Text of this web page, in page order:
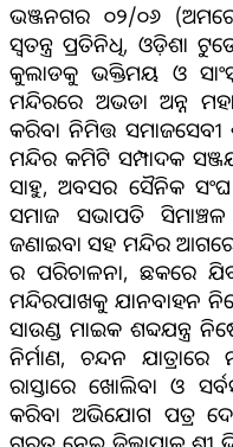
ଭଞ୍ଜନଗର ୦୨/୦୬
ସ୍ଵତନ୍ତ୍ର ପ୍ରତିନିଧି, ଓଡ଼ିଶା
କୁଲାଡକୁ ଭକ୍ତିମୟ ଓ
ମନ୍ଦିରରେ ଅଭଡା ଅନ୍ନ
କରିବା ନିମିତ୍ତ ସମାଜସେବୀ
ମନ୍ଦିର କମିଟି ସମ୍ପାଦକ ସଞ୍ଜୟ
ସାହୁ, ଅବସର ସୈନିକ
ସମାଜ ସଭାପତି ସିମାଞ୍ଚଳ
ଜଣାଇବା ସହ ମନ୍ଦିର
ର ପରିଚାଳନା, ଛକରେ
ମନ୍ଦିରପାଖକୁ ଯାନବାହନ
ସାଉଣ୍ଡ ମାଇକ ଶବ୍ଦଯନ୍ତ୍ର
ନିର୍ମାଣ, ଚନ୍ଦନ
ରାସ୍ତାରେ ଖୋଲିବା ଓ
କରିବା ଅଭିଯୋଗ ପତ୍ର